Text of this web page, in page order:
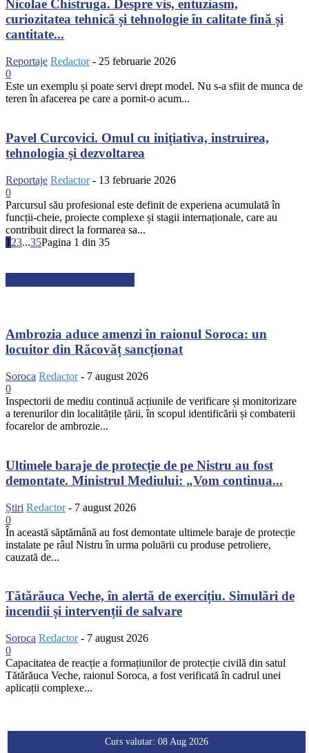
Nicolae Chistruga. Despre vis, entuziasm,
curiozitatea tehnică și tehnologie în calitate fină și
cantitate...
Reportaje Redactor - 25 februarie 2026
0
Este un exemplu și poate servi drept model. Nu s-a sfiit de munca de
teren în afacerea pe care a pornit-o acum...
Pavel Curcovici. Omul cu inițiativa, instruirea,
tehnologia și dezvoltarea
Reportaje Redactor - 13 februarie 2026
0
Parcursul său profesional este definit de experiena acumulată în
funcții-cheie, proiecte complexe și stagii internaționale, care au
contribuit direct la formarea sa...
1 23...35Pagina 1 din 35
Ambrozia aduce amenzi în raionul Soroca: un
locuitor din Răcovăț sancționat
Soroca Redactor - 7 august 2026
0
Inspectorii de mediu continuă acțiunile de verificare și monitorizare
a terenurilor din localitățile țării, în scopul identificării și combaterii
focarelor de ambrozie...
Ultimele baraje de protecție de pe Nistru au fost
demontate. Ministrul Mediului: „Vom continua...
Știri Redactor - 7 august 2026
0
În această săptămână au fost demontate ultimele baraje de protecție
instalate pe râul Nistru în urma poluării cu produse petroliere,
cauzată de...
Tătărăuca Veche, în alertă de exercițiu. Simulări de
incendii și intervenții de salvare
Soroca Redactor - 7 august 2026
0
Capacitatea de reacție a formațiunilor de protecție civilă din satul
Tătărăuca Veche, raionul Soroca, a fost verificată în cadrul unei
aplicații complexe...
Curs valutar: 08 Aug 2026